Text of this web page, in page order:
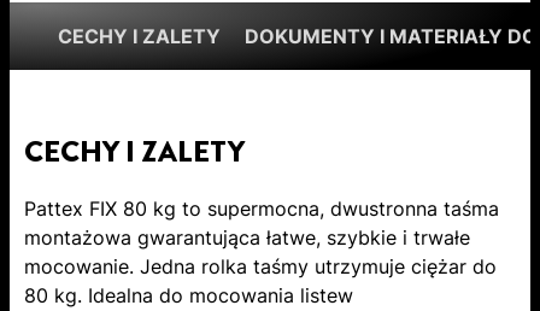
CECHY I ZALETY DOKUMENTY I MATERIAŁY
CECHY I ZALETY
Pattex FIX 80 kg to supermocna, dwustronna taśma
montażowa gwarantująca łatwe, szybkie i trwałe
mocowanie. Jedna rolka taśmy utrzymuje ciężar do
80 kg. Idealna do mocowania listew